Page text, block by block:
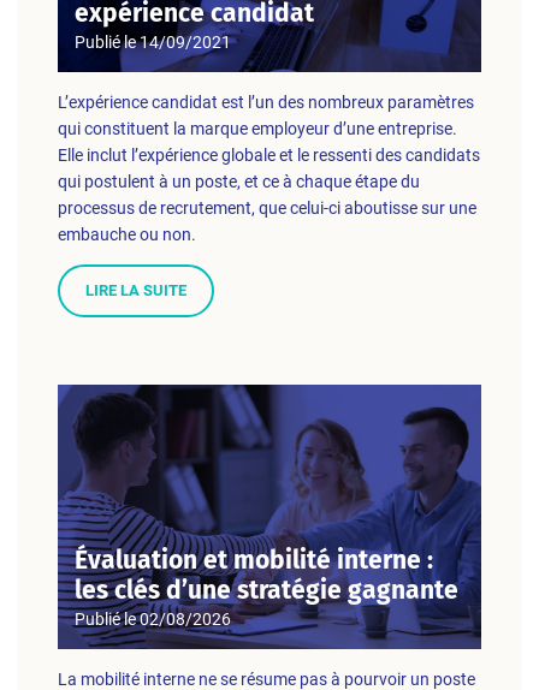
expérience candidat
Publié le14/09/2021
L’expérience candidat est l’un des nombreux paramètres
qui constituent la marque employeur d’une entreprise.
Elle inclut l’expérience globale et le ressenti des candidats
qui postulent à un poste, et ce à chaque étape du
processus de recrutement, que celui-ci aboutisse sur une
embauche ou non.
LIRE LA SUITE
Évaluation et mobilité interne :
les clés d’une stratégie gagnante
Publié le02/08/2026
La mobilité interne ne se résume pas à pourvoir un poste